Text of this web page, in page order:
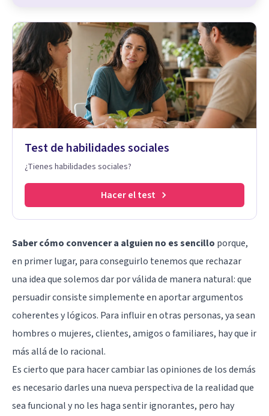
Test de habilidades sociales
¿Tienes habilidades sociales?
Hacer el test
Saber cómo convencer a alguien no es sencillo porque,
en primer lugar, para conseguirlo tenemos que rechazar
una idea que solemos dar por válida de manera natural: que
persuadir consiste simplemente en aportar argumentos
coherentes y lógicos. Para influir en otras personas, ya sean
hombres o mujeres, clientes, amigos o familiares, hay que ir
más allá de lo racional.
Es cierto que para hacer cambiar las opiniones de los demás
es necesario darles una nueva perspectiva de la realidad que
sea funcional y no les haga sentir ignorantes, pero hay